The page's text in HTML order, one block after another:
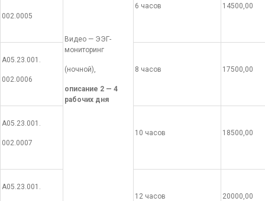
Видео — ЭЭГ-
мониторинг
(ночной),
описание 2 — 4
рабочих дня
002.0005
6 часов 14500,00
А05.23.001.
002.0006
8 часов 17500,00
А05.23.001.
002.0007
10 часов 18500,00
А05.23.001.
12 часов 20000,00